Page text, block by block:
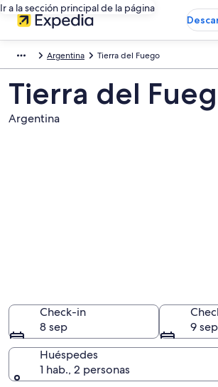
Ir a la sección principal de la página
Argentina Tierra del Fuego
Tierra del
Argentina
FuegoCheck-in
8 sep
9 sep
Huéspedes
1 hab., 2 personas